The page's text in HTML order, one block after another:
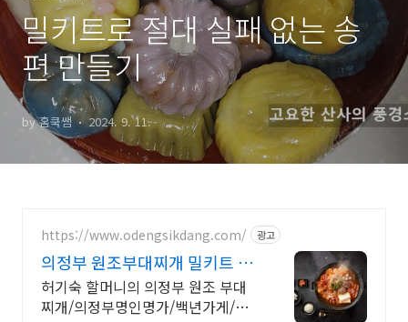
밀키트로 절대 실패 없는 송
편 만들기
by 홈쿡쌤 2024. 9. 11.
https://www.odengsikdang.com/ 광고
의정부 원조부대찌개 밀키트 의
정부 명인명가 제1호
허기숙 할머니의 의정부 원조 부대
찌개/의정부명인명가/백년가게/전